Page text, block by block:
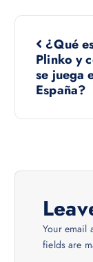
P
n
¿Qué
Plinko y
se juega
España?
Your email
fields are